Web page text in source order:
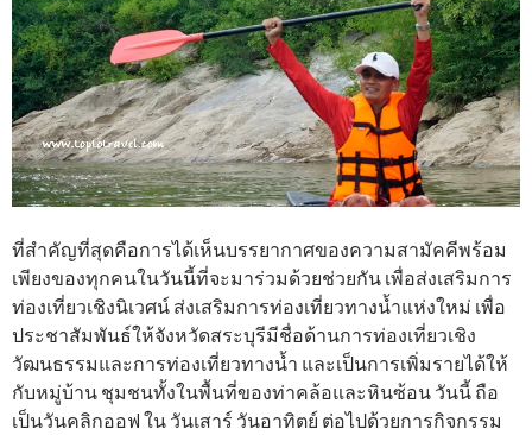
ที่สำคัญที่สุดคือการได้เห็นบรรยากาศของความสามัคคีพร้อม
เพียงของทุกคนในวันนี้ที่จะมาร่วมด้วยช่วยกัน เพื่อส่งเสริมการ
ท่องเที่ยวเชิงนิเวศน์ ส่งเสริมการท่องเที่ยวทางน้ำแห่งใหม่ เพื่อ
ประชาสัมพันธ์ให้จังหวัดสระบุรีมีชื่อด้านการท่องเที่ยวเชิง
วัฒนธรรมและการท่องเที่ยวทางน้ำ และเป็นการเพิ่มรายได้ให้
กับหมู่บ้าน ชุมชนทั้งในพื้นที่ของท่าคล้อและหินซ้อน วันนี้ ถือ
เป็นวันคลิกออฟ ใน วันเสาร์ วันอาทิตย์ ต่อไปด้วยการกิจกรรม